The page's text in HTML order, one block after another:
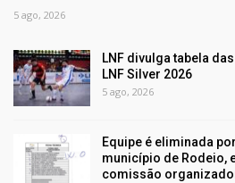
5 ago, 2026
LNF divulga tabela
LNF Silver 2026
5 ago, 2026
Equipe é eliminada
município de Rodeio,
comissão